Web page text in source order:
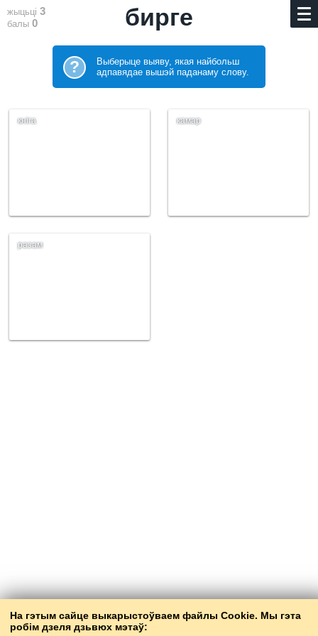
На гэтым сайце выкарыстоўваем файлы Cookie. Мы гэта
робім дзеля дзьвюх мэтаў:
жыцьці 3
балы 0 бирге
?
Выберыце выяву, якая найбольш
адпавядае вышэй паданаму слову.
кніга камар
разам